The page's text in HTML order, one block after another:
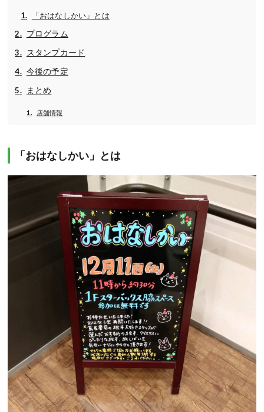
「おはなしかい」とは
プログラム
スタンプカード
今後の予定
まとめ
店舗情報
「おはなしかい」とは